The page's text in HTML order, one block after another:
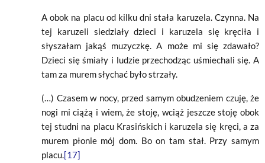
A obok na placu od kilku dni stała karuzela. Czynna. Na
tej karuzeli siedziały dzieci i karuzela się kręciła i
słyszałam jakąś muzyczkę. A może mi się zdawało?
Dzieci się śmiały i ludzie przechodząc uśmiechali się. A
tam za murem słychać było strzały.
(…) Czasem w nocy, przed samym obudzeniem czuję, że
nogi mi ciążą i wiem, że stoję, wciąż jeszcze stoję obok
tej studni na placu Krasińskich i karuzela się kręci, a za
murem płonie mój dom. Bo on tam stał. Przy samym
placu.[17]